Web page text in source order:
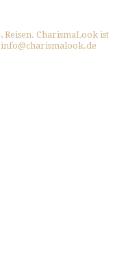
CharismaLook ist